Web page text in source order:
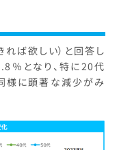
れば欲しい）と回答し
％となり、特に20代
様に顕著な減少がみ